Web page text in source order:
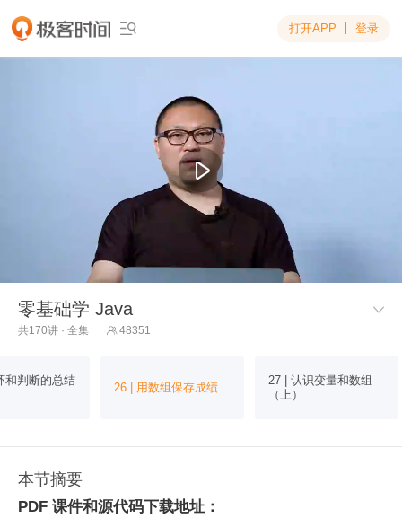
 打开APP 登录
零基础学 Java 
共170讲 · 全集  48351
和判断的总结
26 | 用数组保存成绩
27 | 认识变量和数组
（上）
本节摘要
PDF 课件和源代码下载地址：